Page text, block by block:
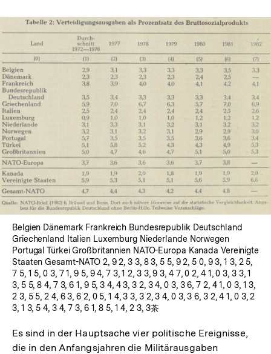
In
Lightbox
öffnen
Belgien Dänemark Frankreich Bundesrepublik Deutschland
Griechenland Italien Luxemburg Niederlande Norwegen
Portugal Türkei Großbritannien NATO-Europa Kanada Vereinigte
Staaten Gesamt-NATO 2, 9 2, 3 3, 8 3, 5 5, 9 2, 5 0, 9 3, 1 3, 2 5,
7 5, 1 5, 0 3, 7 1, 9 5, 9 4, 7 3, 1 2, 3 3, 9 3, 4 7, 0 2, 4 1, 0 3, 3 3, 1
3, 5 5, 8 4, 7 3, 6 1, 9 5, 3 4, 4 3, 3 2, 3 4, 0 3, 3 6, 7 2, 4 1, 0 3, 1 3,
2 3, 5 5, 2 4, 6 3, 6 2, 0 5, 1 4, 3 3, 3 2, 3 4, 0 3, 3 6, 3 2, 4 1, 0 3, 2
3, 1 3, 5 4, 3 4, 7 3, 6 1, 8 5, 1 4, 2 3, 3茶
Es sind in der Hauptsache vier politische Ereignisse,
die in den Anfangsjahren die Militärausgaben